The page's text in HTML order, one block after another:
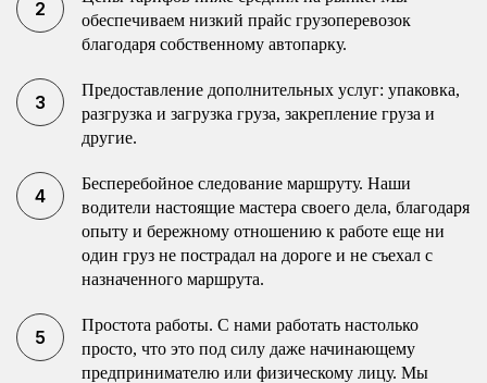
обеспечиваем низкий прайс грузоперевозок
благодаря собственному автопарку.
Предоставление дополнительных услуг: упаковка,
разгрузка и загрузка груза, закрепление груза и
другие.
Бесперебойное следование маршруту. Наши
водители настоящие мастера своего дела, благодаря
опыту и бережному отношению к работе еще ни
один груз не пострадал на дороге и не съехал с
назначенного маршрута.
Простота работы. С нами работать настолько
просто, что это под силу даже начинающему
предпринимателю или физическому лицу. Мы